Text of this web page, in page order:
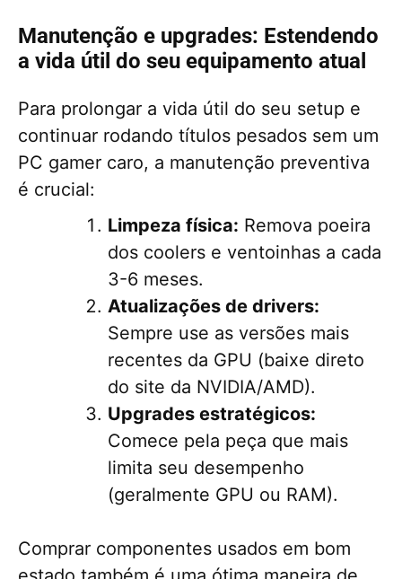
Manutenção e upgrades: Estendendo
a vida útil do seu equipamento atual
Para prolongar a vida útil do seu setup e
continuar rodando títulos pesados sem um
PC gamer caro, a manutenção preventiva
é crucial:
Limpeza física: Remova poeira
dos coolers e ventoinhas a cada
3-6 meses.
Atualizações de drivers:
Sempre use as versões mais
recentes da GPU (baixe direto
do site da NVIDIA/AMD).
Upgrades estratégicos:
Comece pela peça que mais
limita seu desempenho
(geralmente GPU ou RAM).
Comprar componentes usados em bom